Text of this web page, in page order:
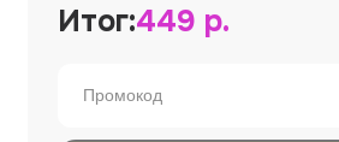
Итог:449 р.